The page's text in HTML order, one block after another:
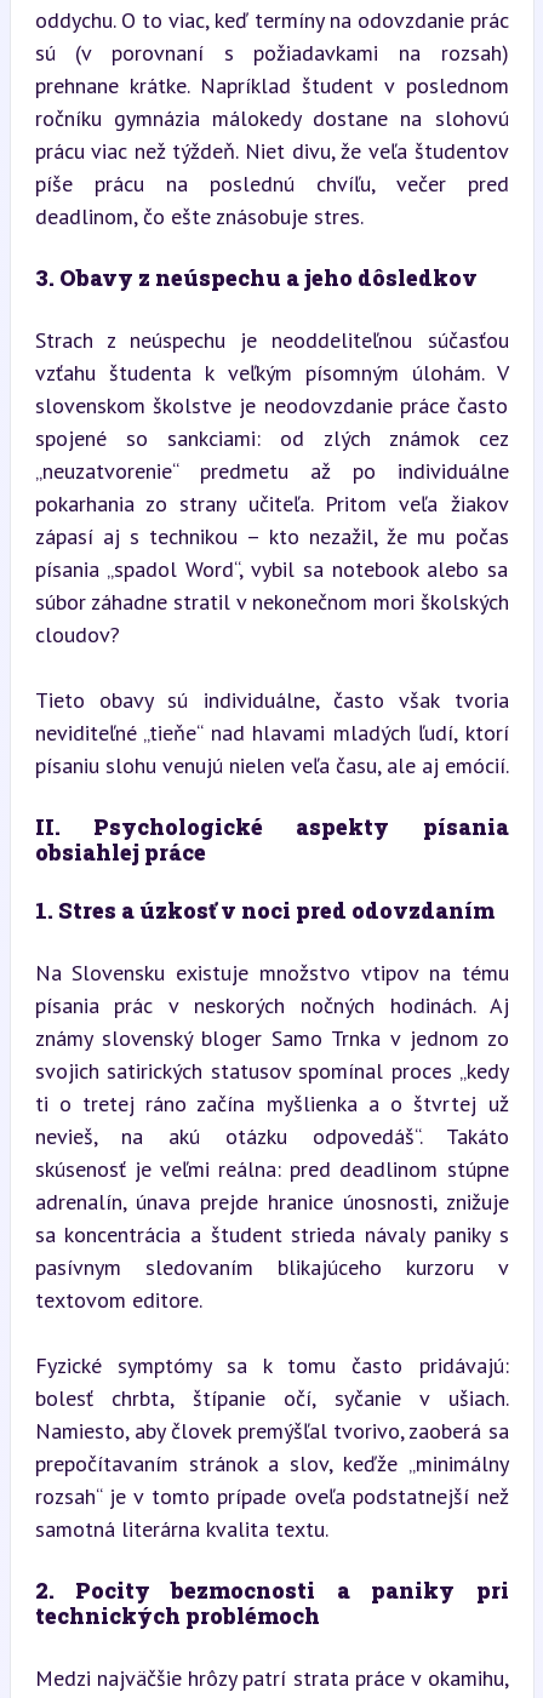
oddychu. O to viac, keď termíny na odovzdanie prác
sú (v porovnaní s požiadavkami na rozsah)
prehnane krátke. Napríklad študent v poslednom
ročníku gymnázia málokedy dostane na slohovú
prácu viac než týždeň. Niet divu, že veľa študentov
píše prácu na poslednú chvíľu, večer pred
deadlinom, čo ešte znásobuje stres.
3. Obavy z neúspechu a jeho dôsledkov
Strach z neúspechu je neoddeliteľnou súčasťou
vzťahu študenta k veľkým písomným úlohám. V
slovenskom školstve je neodovzdanie práce často
spojené so sankciami: od zlých známok cez
„neuzatvorenie“ predmetu až po individuálne
pokarhania zo strany učiteľa. Pritom veľa žiakov
zápasí aj s technikou – kto nezažil, že mu počas
písania „spadol Word“, vybil sa notebook alebo sa
súbor záhadne stratil v nekonečnom mori školských
cloudov?
Tieto obavy sú individuálne, často však tvoria
neviditeľné „tieňe“ nad hlavami mladých ľudí, ktorí
písaniu slohu venujú nielen veľa času, ale aj emócií.
II. Psychologické aspekty písania
obsiahlej práce
1. Stres a úzkosť v noci pred odovzdaním
Na Slovensku existuje množstvo vtipov na tému
písania prác v neskorých nočných hodinách. Aj
známy slovenský bloger Samo Trnka v jednom zo
svojich satirických statusov spomínal proces „kedy
ti o tretej ráno začína myšlienka a o štvrtej už
nevieš, na akú otázku odpovedáš“. Takáto
skúsenosť je veľmi reálna: pred deadlinom stúpne
adrenalín, únava prejde hranice únosnosti, znižuje
sa koncentrácia a študent strieda návaly paniky s
pasívnym sledovaním blikajúceho kurzoru v
textovom editore.
Fyzické symptómy sa k tomu často pridávajú:
bolesť chrbta, štípanie očí, syčanie v ušiach.
Namiesto, aby človek premýšľal tvorivo, zaoberá sa
prepočítavaním stránok a slov, keďže „minimálny
rozsah“ je v tomto prípade oveľa podstatnejší než
samotná literárna kvalita textu.
2. Pocity bezmocnosti a paniky pri
technických problémoch
Medzi najväčšie hrôzy patrí strata práce v okamihu,